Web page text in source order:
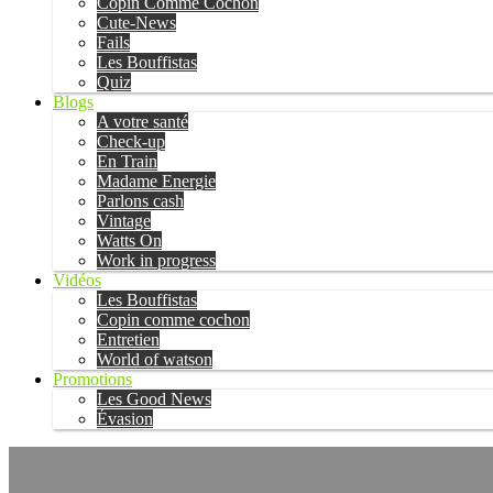
Cute-News
Fails
Les Bouffistas
Quiz
Blogs
A votre santé
Check-up
En Train
Madame Energie
Parlons cash
Vintage
Watts On
Work in progress
Vidéos
Les Bouffistas
Copin comme cochon
Entretien
World of watson
Promotions
Les Good News
Évasion